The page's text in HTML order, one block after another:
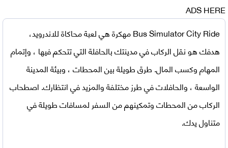
ADS HERE
Bus Simulator City Ride مهكرة
هي لعبة محاكاة للاندرويد،
هدفك هو نقل الركاب في مدينتك بالحافلة التي تتحكم فيها ، وإتمام
المهام وكسب المال. طرق طويلة بين المحطات ، وبيئة المدينة
الواسعة ، والحافلات في طرز مختلفة والمزيد في انتظارك. اصطحاب
الركاب من المحطات وتمكينهم من السفر لمسافات طويلة في
متناول يدك.